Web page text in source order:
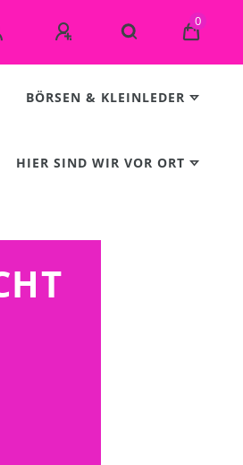
0
BÖRSEN & KLEINLEDER
HIER SIND WIR VOR ORT